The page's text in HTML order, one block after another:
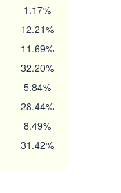
1.17%
12.21%
11.69%
32.20%
5.84%
28.44%
8.49%
31.42%